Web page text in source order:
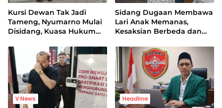
Kursi Dewan Tak Jadi
Tameng, Nyumarno Mulai
Disidang, Kuasa Hukum
Hukum Bebas Intervensi
Sidang Dugaan Membawa
Lari Anak Memanas,
Kesaksian Berbeda dan
V News Headline